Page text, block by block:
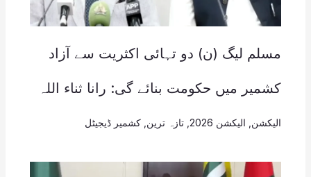
مسلم لیگ (ن) دو تہائی اکثریت سے آزاد
کشمیر میں حکومت بنائے گی: رانا ثناء اللہ
الیکشن الیکشن 2026 , تازہ ترین کشمیر ڈیجیٹل